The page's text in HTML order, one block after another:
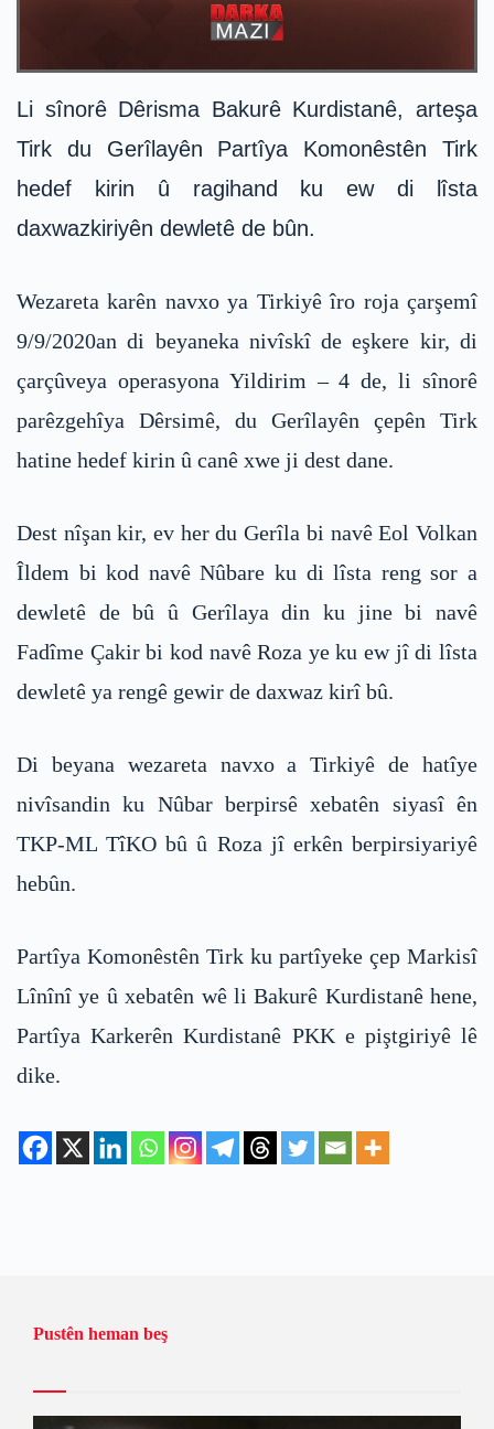
Li sînorê Dêrisma Bakurê Kurdistanê, arteşa
Tirk du Gerîlayên Partîya Komonêstên Tirk
hedef kirin û ragihand ku ew di lîsta
daxwazkiriyên dewletê de bûn.
Wezareta karên navxo ya Tirkiyê îro roja çarşemî
9/9/2020an di beyaneka nivîskî de eşkere kir, di
çarçûveya operasyona Yildirim – 4 de, li sînorê
parêzgehîya Dêrsimê, du Gerîlayên çepên Tirk
hatine hedef kirin û canê xwe ji dest dane.
Dest nîşan kir, ev her du Gerîla bi navê Eol Volkan
Îldem bi kod navê Nûbare ku di lîsta reng sor a
dewletê de bû û Gerîlaya din ku jine bi navê
Fadîme Çakir bi kod navê Roza ye ku ew jî di lîsta
dewletê ya rengê gewir de daxwaz kirî bû.
Di beyana wezareta navxo a Tirkiyê de hatîye
nivîsandin ku Nûbar berpirsê xebatên siyasî ên
TKP-ML TîKO bû û Roza jî erkên berpirsiyariyê
hebûn.
Partîya Komonêstên Tirk ku partîyeke çep Markisî
Lînînî ye û xebatên wê li Bakurê Kurdistanê hene,
Partîya Karkerên Kurdistanê PKK e piştgiriyê lê
dike.
Pustên heman beş